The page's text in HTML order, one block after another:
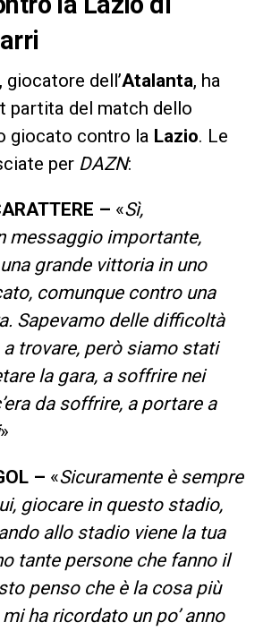
, giocatore dell’Atalanta, ha
partita del match dello
giocato contro la Lazio. Le
per DAZN:
– «Sì,
messaggio importante,
grande vittoria in uno
comunque contro una
Sapevamo delle difficoltà
trovare, però siamo stati
la gara, a soffrire nei
da soffrire, a portare a
»
– «Sicuramente è sempre
giocare in questo stadio,
allo stadio viene la tua
tante persone che fanno il
penso che è la cosa più
ha ricordato un po’ anno